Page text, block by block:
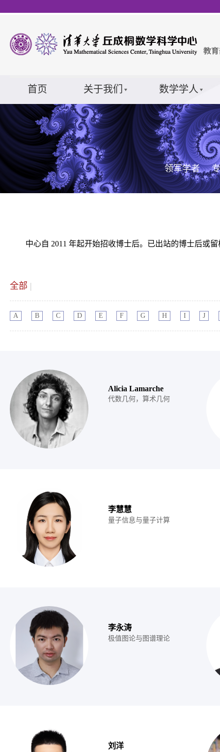
首页 关于我们 数学学人
领军学者
中心自 2011 年起开始招收博士后。已出站的博士后或
全部 |
A B C D E F G H I J
Alicia Lamarche
代数几何，算术几何
李慧慧
量子信息与量子计算
李永涛
极值图论与图谱理论
刘洋